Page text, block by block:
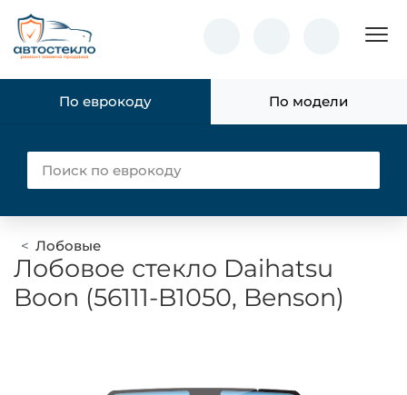
По еврокоду По модели
Лобовые
Лобовое стекло Daihatsu
Boon (56111-B1050, Benson)